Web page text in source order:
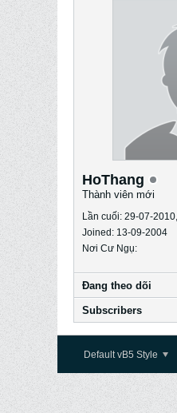
HoThang
Thành viên mới
Lần cuối: 29-07-
Joined: 13-09-2004
Nơi Cư Ngụ:
Ðang theo dõi
Subscribers
Default vB5 Style